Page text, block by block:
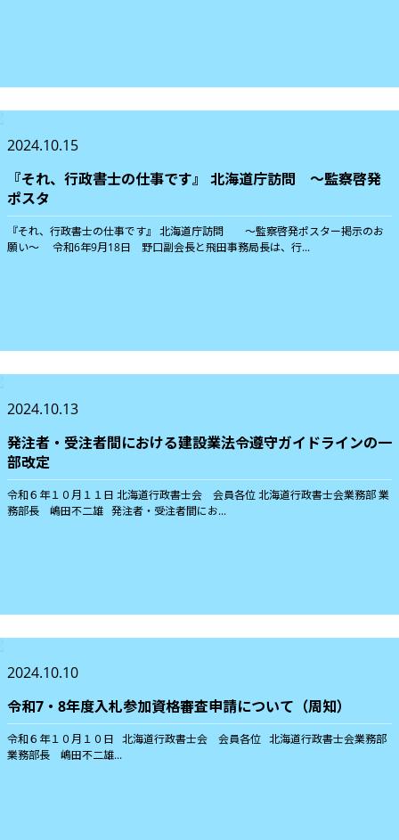
2024.10.15
『それ、行政書士の仕事です』 北海道庁訪問 ～監察啓発
ポスタ
『それ、行政書士の仕事です』 北海道庁訪問 ～監察啓発ポスター掲示のお
願い～ 令和6年9月18日 野口副会長と飛田事務局長は、行...
2024.10.13
発注者・受注者間における建設業法令遵守ガイドラインの一
部改定
令和６年１０月１１日 北海道行政書士会 会員各位 北海道行政書士会業務部 業
務部長 嶋田不二雄 発注者・受注者間にお...
2024.10.10
令和7・8年度入札参加資格審査申請について（周知）
令和６年１０月１０日 北海道行政書士会 会員各位 北海道行政書士会業務部
業務部長 嶋田不二雄...